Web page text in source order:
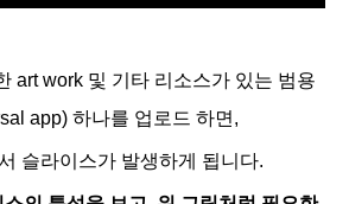
art work 및 기타 리소스가 있는 범용
app) 하나를 업로드 하면,
슬라이스가 발생하게 됩니다.